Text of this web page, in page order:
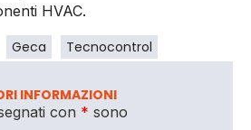
HVAC.
Geca Tecnocontrol
INFORMAZIONI
con * sono